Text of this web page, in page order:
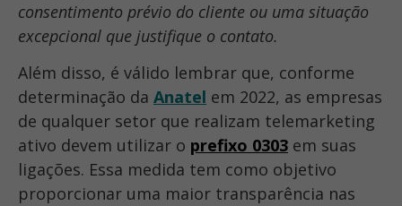
consentimento prévio do cliente ou uma situação
excepcional que justifique o contato.
Além disso, é válido lembrar que, conforme
determinação da Anatel em 2022, as empresas
de qualquer setor que realizam telemarketing
ativo devem utilizar o prefixo 0303 em suas
ligações. Essa medida tem como objetivo
proporcionar uma maior transparência nas